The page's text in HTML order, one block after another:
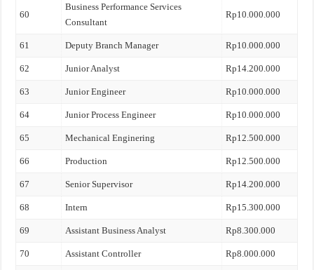
60
Business Performance Services
Consultant
Rp10.000.000
61 Deputy Branch Manager Rp10.000.000
62 Junior Analyst Rp14.200.000
63 Junior Engineer Rp10.000.000
64 Junior Process Engineer Rp10.000.000
65 Mechanical Enginering Rp12.500.000
66 Production Rp12.500.000
67 Senior Supervisor Rp14.200.000
68 Intern Rp15.300.000
69 Assistant Business Analyst Rp8.300.000
70 Assistant Controller Rp8.000.000